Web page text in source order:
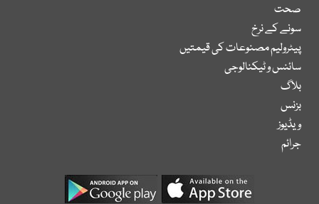
صحت
سونے کے نرخ
پیٹرولیم مصنوعات کی قیمتیں
سائنس و ٹیکنالوجی
بلاگ
بزنس
ویڈیوز
جرائم